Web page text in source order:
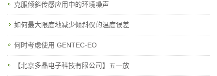
克服倾斜传感应用中的环境噪声
如何最大限度地减少倾斜仪的温度误差
何时考虑使用 GENTEC-EO
【北京多晶电子科技有限公司】五一放